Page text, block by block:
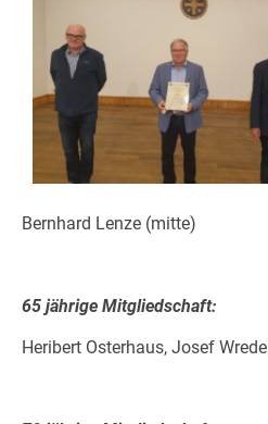
Bernhard Lenze (mitte)
65 jährige Mitgliedschaft:
Heribert Osterhaus, Josef Wrede